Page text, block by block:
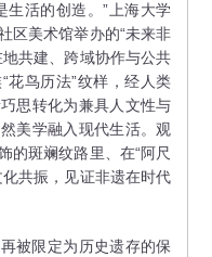
活的创造。”上海大学
区美术馆举办的“未来非
共建、跨域协作与公共
花鸟历法”纹样，经人类
思转化为兼具人文性与
美学融入现代生活。观
的斑斓纹路里、在“阿尺
共振，见证非遗在时代
被限定为历史遗存的保